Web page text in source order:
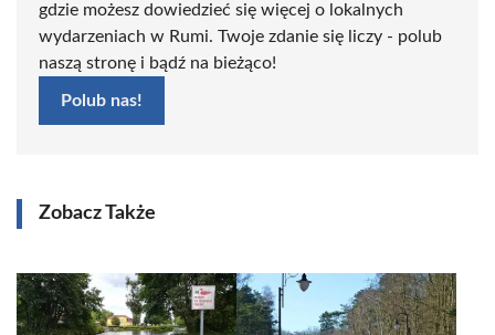
gdzie możesz dowiedzieć się więcej o lokalnych
wydarzeniach w Rumi. Twoje zdanie się liczy - polub
naszą stronę i bądź na bieżąco!
Polub nas!
Zobacz Także